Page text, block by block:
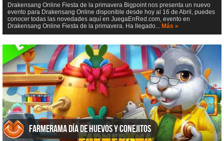
Drakensang Online Fiesta de la primavera Bigpoint nos presenta un nuevo
evento para Drakensang Online disponible desde hoy al 16 de Abril, puedes
conocer todas las novedades aquí en JuegaEnRed.com, evento en
Drakensang Online Fiesta de la primavera. Ha llegado... Más »
Farmerama Día de huevos y conejitos